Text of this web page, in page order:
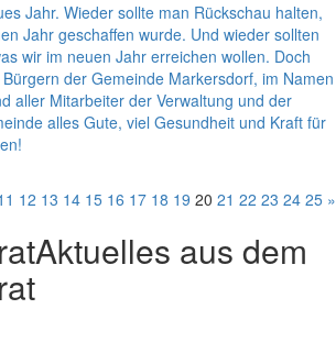
Jahr. Wieder sollte man Rückschau halten,
Jahr geschaffen wurde. Und wieder sollten
wir im neuen Jahr erreichen wollen. Doch
der Gemeinde Markersdorf, im Namen
aller Mitarbeiter der Verwaltung und der
alles Gute, viel Gesundheit und Kraft für
12 13 14 15 16 17 18 19 20 21 22 23 24 25 »
Aktuelles aus dem